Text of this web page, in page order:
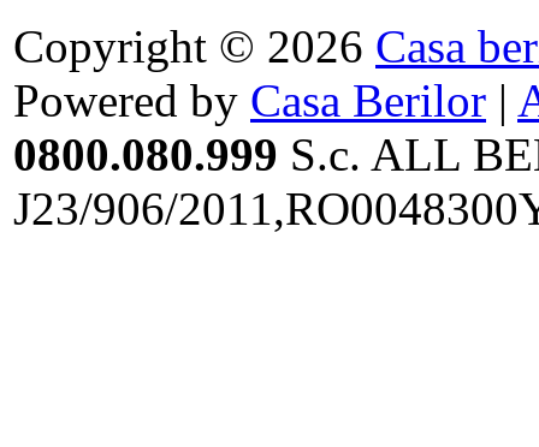
Copyright © 2026 Casa
Powered by Casa Berilor |
0800.080.999 S.c. ALL
J23/906/